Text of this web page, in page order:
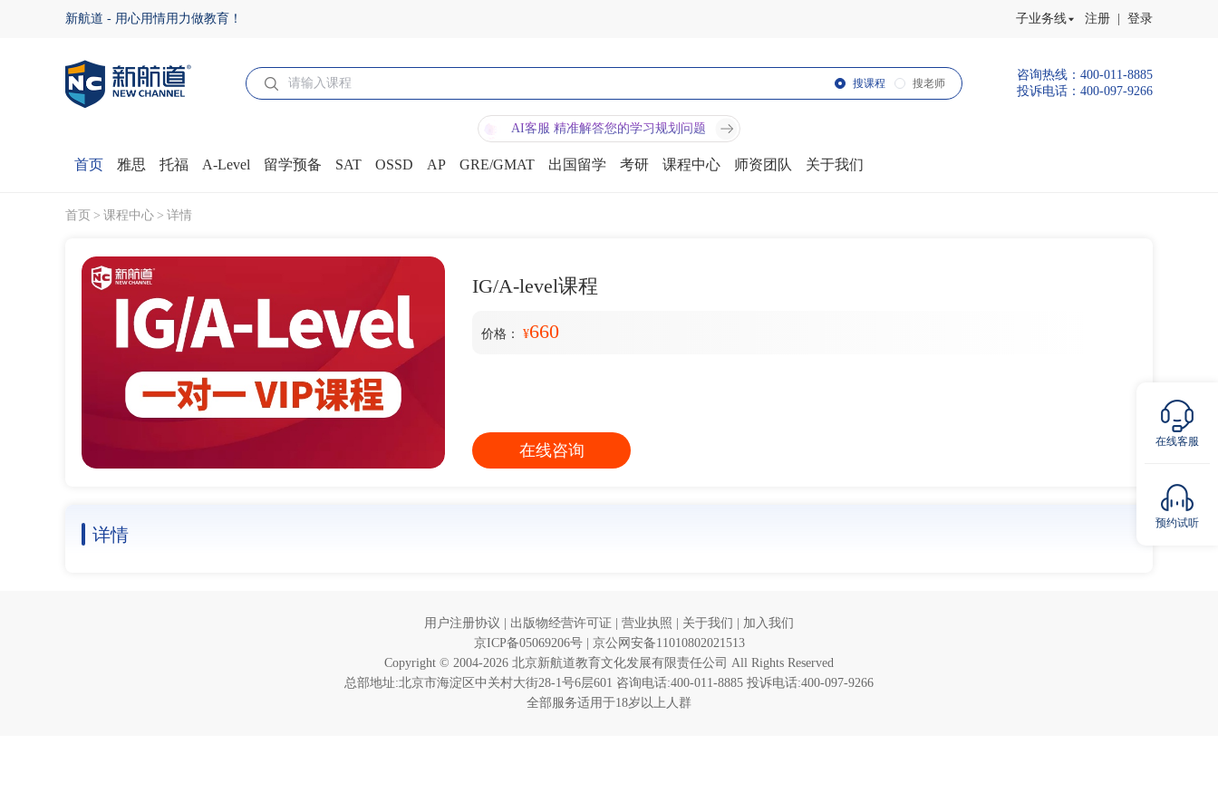
新航道 - 用心用情用力做教育！ 子业务线 注册 | 登录
搜课程 搜老师
咨询热线：400-011-8885
投诉电话：400-097-9266
AI客服 精准解答您的学习规划问题
短信验证码登录
验证码:
手机号:
意向课程: 请选择
在线客服
预约试听
首页 雅思 托福 A-Level 留学预备 SAT OSSD AP GRE/GMAT 出国留学 考研 课程中心 师资团队 关于我们
首页 课程中心 详情
IG/A-level课程
价格： ¥660
在线咨询
详情
用户注册协议 出版物经营许可证 营业执照 关于我们
加入我们
京ICP备05069206号
京公网安备11010802021513
Copyright © 2004-2026 北京新航道教育文化发展有限责任公司 All Rights Reserved
总部地址:北京市海淀区中关村大街28-1号6层601 咨询电话:400-011-8885 投诉电话:400-097-9266
全部服务适用于18岁以上人群